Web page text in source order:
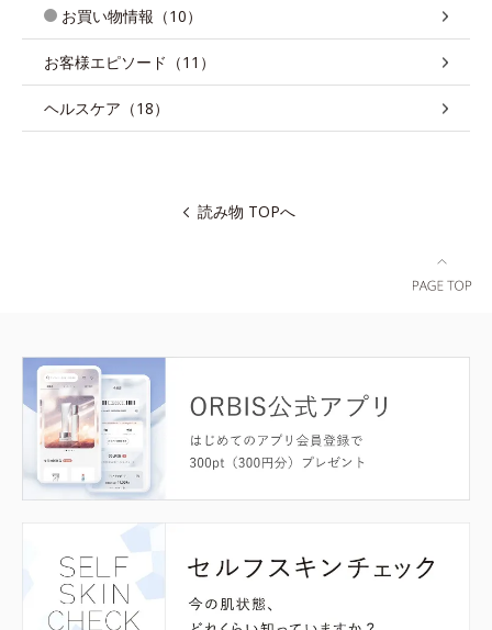
お買い物情報（10）
お客様エピソード（11）
ヘルスケア（18）
読み物 TOPへ